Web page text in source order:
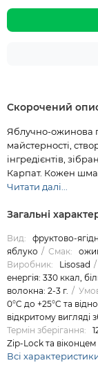
Скорочений
Яблучно-ожинова
майстерності,
інгредієнтів,
Карпат. Кожен
Читати далі...
Загальні
Вид: фруктово-
яблуко
Смак:
Виробник:
Lisosad
енергія: 330 ккал,
волокна: 2-3 г.
0°C до +25°C та
відкритому вигляді
Термін зберігання:
Zip-Lock та віконцем
Всі